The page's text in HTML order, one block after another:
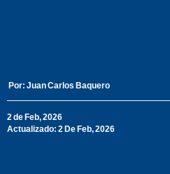
Por: Juan Carlos Baquero
2 de Feb, 2026
Actualizado: 2 De Feb, 2026